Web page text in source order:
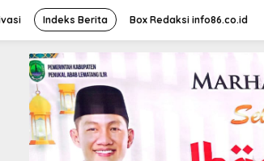
Indeks Berita Box Redaksi info86.co.id